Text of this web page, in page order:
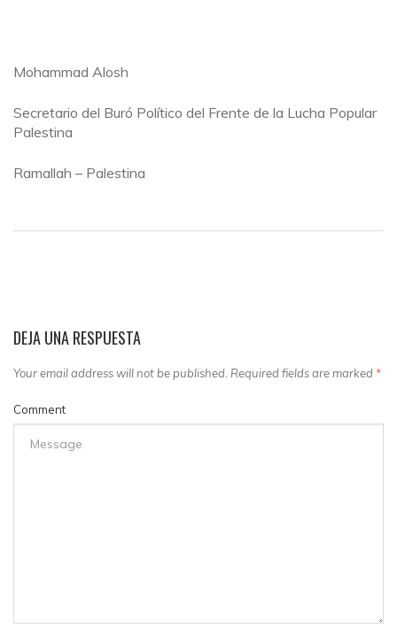
Mohammad Alosh
Secretario del Buró Político del Frente de la Lucha Popular
Palestina
Ramallah – Palestina
DEJA UNA RESPUESTA
Your email address will not be published. Required fields are marked *
Comment